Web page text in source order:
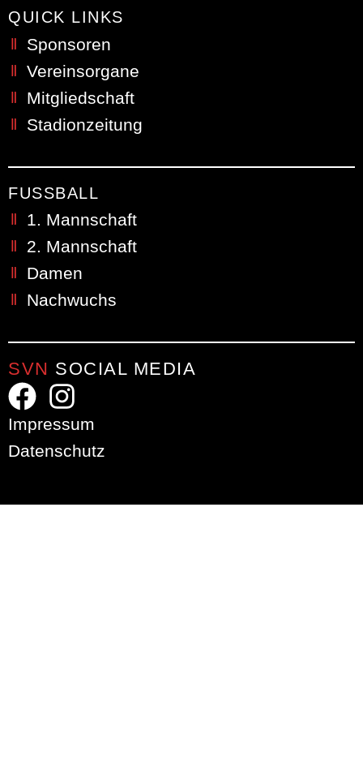
QUICK LINKS
Sponsoren
Vereinsorgane
Mitgliedschaft
Stadionzeitung
FUSSBALL
1. Mannschaft
2. Mannschaft
Damen
Nachwuchs
SVN SOCIAL MEDIA
Impressum
Datenschutz